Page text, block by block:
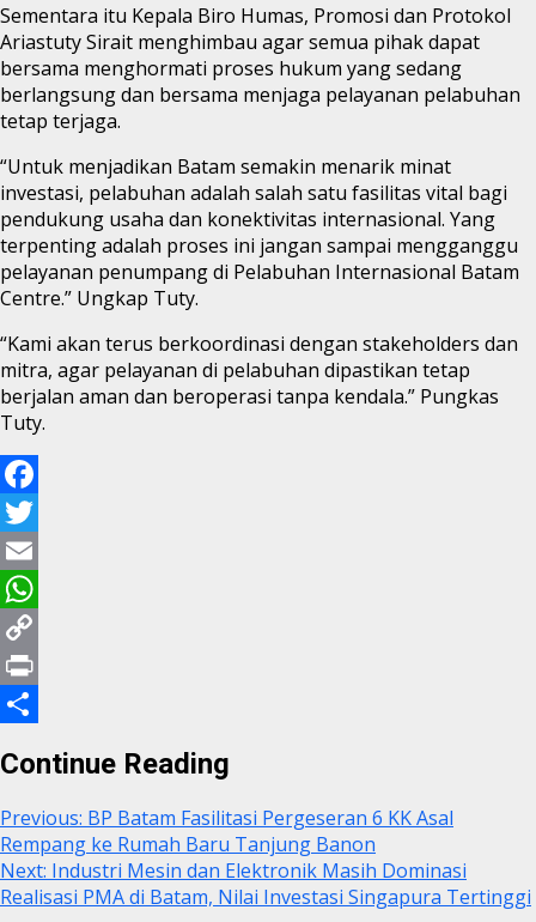
Sementara itu Kepala Biro Humas, Promosi dan Protokol
Ariastuty Sirait menghimbau agar semua pihak dapat
bersama menghormati proses hukum yang sedang
berlangsung dan bersama menjaga pelayanan pelabuhan
tetap terjaga.
“Untuk menjadikan Batam semakin menarik minat
investasi, pelabuhan adalah salah satu fasilitas vital bagi
pendukung usaha dan konektivitas internasional. Yang
terpenting adalah proses ini jangan sampai mengganggu
pelayanan penumpang di Pelabuhan Internasional Batam
Centre.” Ungkap Tuty.
“Kami akan terus berkoordinasi dengan stakeholders dan
mitra, agar pelayanan di pelabuhan dipastikan tetap
berjalan aman dan beroperasi tanpa kendala.” Pungkas
Tuty.
Facebook
Twitter
Email
WhatsApp
Copy
Link
Print
Continue Reading
Previous: BP Batam Fasilitasi Pergeseran 6 KK Asal
Rempang ke Rumah Baru Tanjung Banon
Next: Industri Mesin dan Elektronik Masih Dominasi
Realisasi PMA di Batam, Nilai Investasi Singapura Tertinggi